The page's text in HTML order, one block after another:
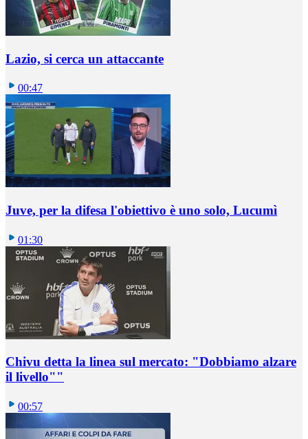
Lazio, si cerca un attaccante
00:47
Juve, per la difesa l'obiettivo è uno solo, Lucumì
01:30
Chivu detta la linea sul mercato: "Dobbiamo alzare
il livello""
00:57